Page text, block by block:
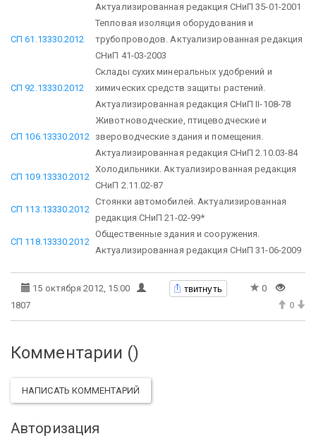
Актуализированная редакция СНиП 35-01-2001
СП 61.13330.2012
Тепловая изоляция оборудования и
трубопроводов. Актуализированная редакция
СНиП 41-03-2003
СП 92.13330.2012
Склады сухих минеральных удобрений и
химических средств защиты растений.
Актуализированная редакция СНиП II-108-78
СП 106.13330.2012
Животноводческие, птицеводческие и
звероводческие здания и помещения.
Актуализированная редакция СНиП 2.10.03-84
СП 109.13330.2012
Холодильники. Актуализированная редакция
СНиП 2.11.02-87
СП 113.13330.2012
Стоянки автомобилей. Актуализированная
редакция СНиП 21-02-99*
СП 118.13330.2012
Общественные здания и сооружения.
Актуализированная редакция СНиП 31-06-2009
15 октября 2012, 15:00 твитнуть
0
1807
0
Комментарии ()
НАПИСАТЬ КОММЕНТАРИЙ
Авторизация